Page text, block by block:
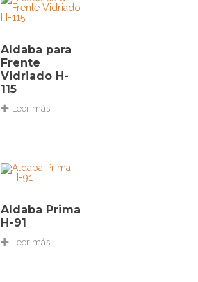
Aldaba para
Frente
Vidriado H-
115
Leer más
Aldaba Prima
H-91
Leer más